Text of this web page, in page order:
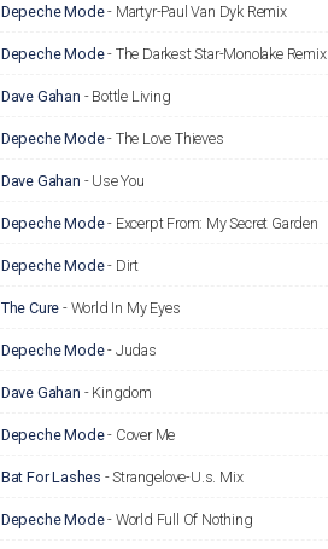
Depeche Mode- Martyr-Paul Van Dyk Remix
Depeche Mode- The Darkest Star-Monolake Remix
Dave Gahan - Bottle Living
Depeche Mode- The Love Thieves
Dave Gahan - Use You
Depeche Mode- Excerpt From: My Secret Garden
Depeche Mode- Dirt
The Cure - World In My Eyes
Depeche Mode- Judas
Dave Gahan - Kingdom
Depeche Mode- Cover Me
Bat For Lashes -Strangelove-U.s. Mix
Depeche Mode- World Full Of Nothing